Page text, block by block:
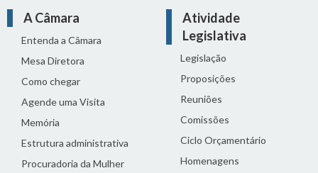
A Câmara
Entenda a Câmara
Mesa Diretora
Como chegar
Agende uma Visita
Memória
Estrutura administrativa
Procuradoria da Mulher
Atividade
Legislativa
Legislação
Proposições
Reuniões
Comissões
Ciclo Orçamentário
Homenagens